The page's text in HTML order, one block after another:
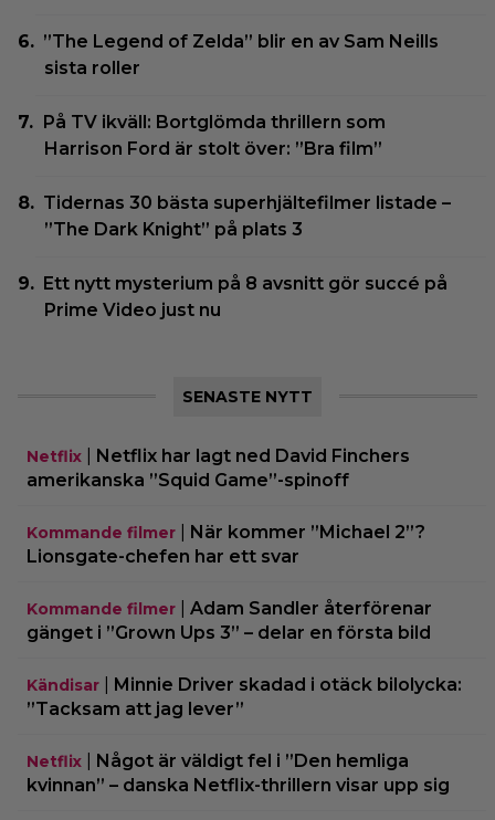
”The Legend of Zelda” blir en av Sam Neills
sista roller
På TV ikväll: Bortglömda thrillern som
Harrison Ford är stolt över: ”Bra film”
Tidernas 30 bästa superhjältefilmer listade –
”The Dark Knight” på plats 3
Ett nytt mysterium på 8 avsnitt gör succé på
Prime Video just nu
SENASTE NYTT
Netflix
Netflix har lagt ned David Finchers
amerikanska ”Squid Game”-spinoff
Kommande filmer
När kommer ”Michael 2”?
Lionsgate-chefen har ett svar
Kommande filmer
Adam Sandler återförenar
gänget i ”Grown Ups 3” – delar en första bild
Kändisar
Minnie Driver skadad i otäck bilolycka:
”Tacksam att jag lever”
Netflix
Något är väldigt fel i ”Den hemliga
kvinnan” – danska Netflix-thrillern visar upp sig